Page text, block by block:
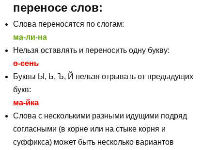
переносе слов:
Слова переносятся по слогам:
ма-ли-на
Нельзя оставлять и переносить одну букву:
о-сень
Буквы Ы, Ь, Ъ, Й нельзя отрывать от предыдущих
букв:
ма-йка
Слова с несколькими разными идущими подряд
согласными (в корне или на стыке корня и
суффикса) может быть несколько вариантов